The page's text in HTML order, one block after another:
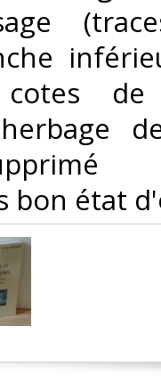
de
bon état